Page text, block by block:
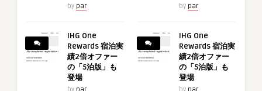
by par
IHG One
Rewards 宿泊実
績2倍オファー
の「5泊版」も
登場
by par
IHG One
Rewards 宿泊実
績2倍オファー
の「5泊版」も
登場